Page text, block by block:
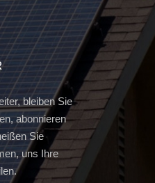
bleiben Sie
abonnieren
Sie
uns Ihre